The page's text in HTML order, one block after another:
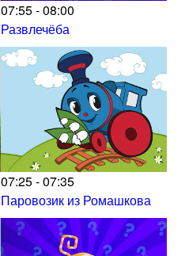
07:55 - 08:00
Развлечёба
07:25 - 07:35
Паровозик из Ромашкова